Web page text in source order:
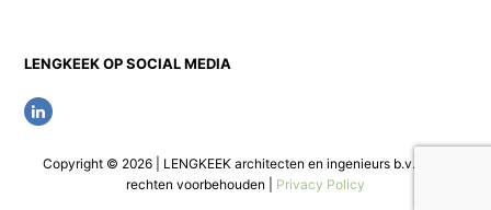
LENGKEEK OP SOCIAL MEDIA
L
n
Copyright © 2026 | LENGKEEK architecten en ingenieurs b.v. | Alle
rechten voorbehouden | Privacy Policy